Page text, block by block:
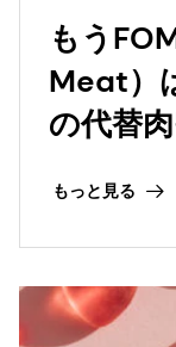
もう
Meat）
の代替
もっと見る